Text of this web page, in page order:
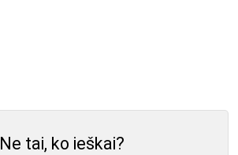
Ne tai, ko ieškai?